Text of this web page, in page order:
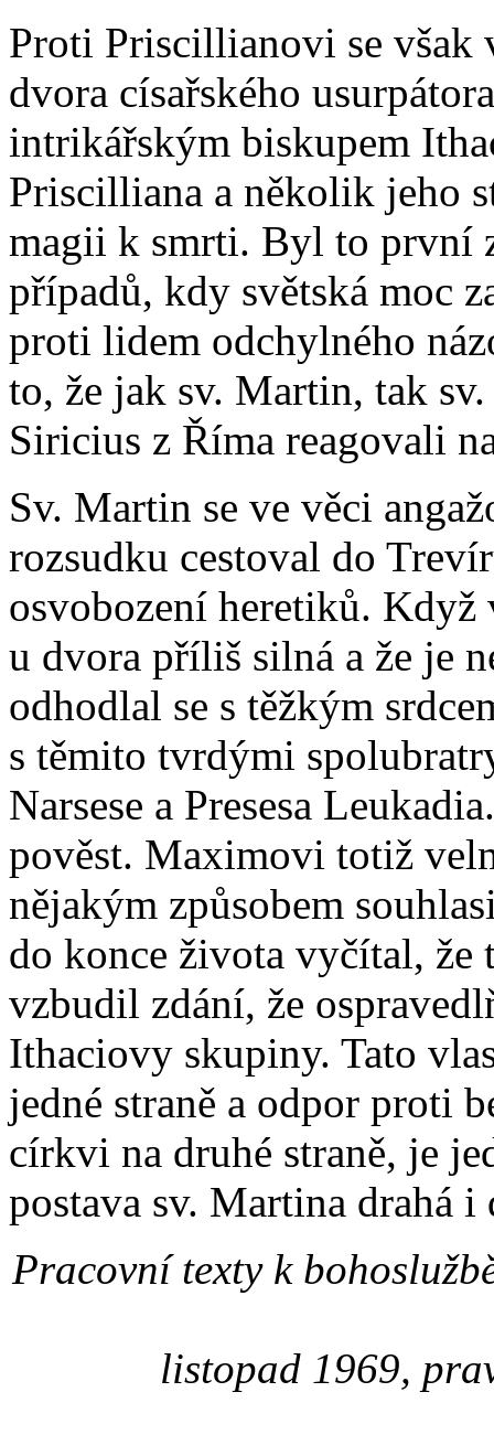
Proti Priscillianovi se
dvora císařského
intrikářským biskupem
Priscilliana a několik jeho
magii k smrti. Byl to první
případů, kdy světská moc
proti lidem odchylného
to, že jak sv. Martin, tak
Siricius z Říma reagovali
Sv. Martin se ve věci
rozsudku cestoval do
osvobození heretiků.
u dvora příliš silná a že je
odhodlal se s těžkým
s těmito tvrdými
Narsese a Presesa
pověst. Maximovi totiž
nějakým způsobem
do konce života vyčítal, že
vzbudil zdání, že
Ithaciovy skupiny. Tato
jedné straně a odpor proti
církvi na druhé straně, je
postava sv. Martina drahá i
Pracovní texty k
listopad 1969,